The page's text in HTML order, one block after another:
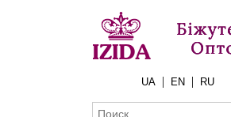
UA | EN | RU